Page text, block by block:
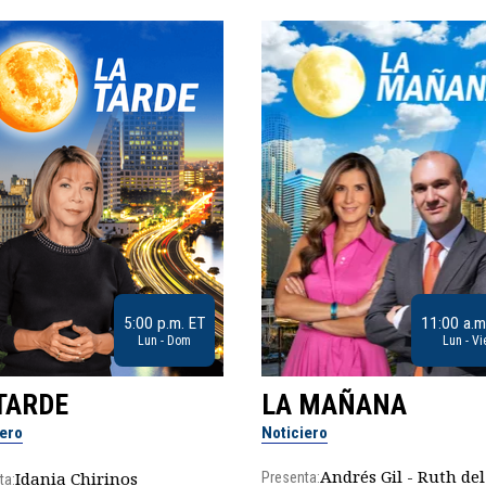
5:00 p.m. ET
Lun - Dom
Idania Chirinos
11:00
Lun -
LA MAÑANA
Noticiero
Presenta:Andrés Gil - Ruth del